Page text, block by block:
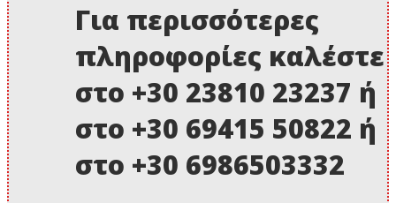
Για περισσότερες
πληροφορίες καλέστε
στο +30 23810 23237 ή
στο +30 69415 50822 ή
στο +30 6986503332